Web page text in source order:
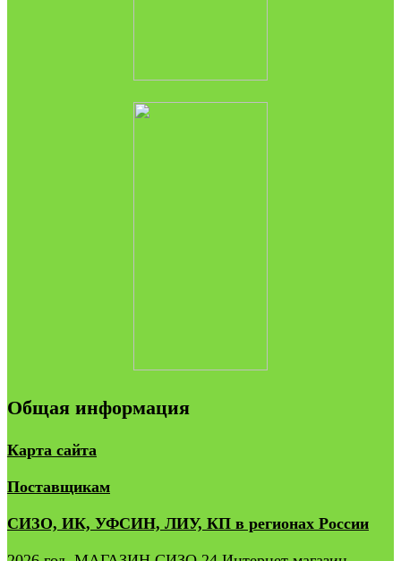
Общая информация
Карта сайта
Поставщикам
СИЗО, ИК, УФСИН, ЛИУ, КП в регионах России